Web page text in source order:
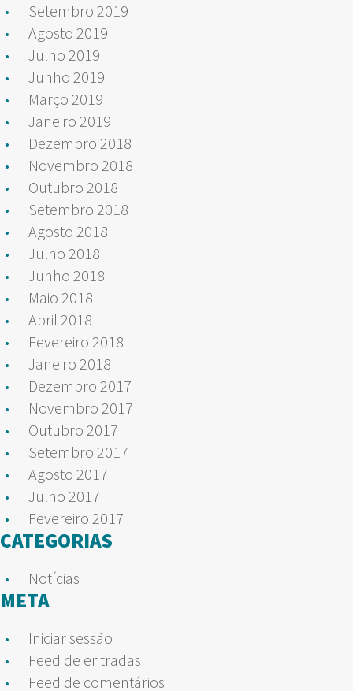
Setembro 2019
Agosto 2019
Julho 2019
Junho 2019
Março 2019
Janeiro 2019
Dezembro 2018
Novembro 2018
Outubro 2018
Setembro 2018
Agosto 2018
Julho 2018
Junho 2018
Maio 2018
Abril 2018
Fevereiro 2018
Janeiro 2018
Dezembro 2017
Novembro 2017
Outubro 2017
Setembro 2017
Agosto 2017
Julho 2017
Fevereiro 2017
CATEGORIAS
Notícias
META
Iniciar sessão
Feed de entradas
Feed de comentários